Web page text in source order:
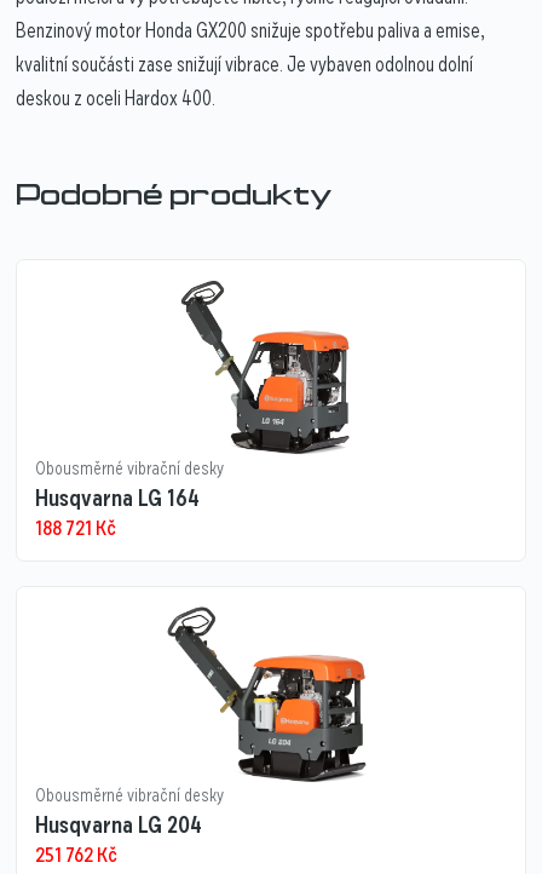
Benzinový motor Honda GX200 snižuje spotřebu paliva a emise,
kvalitní součásti zase snižují vibrace. Je vybaven odolnou dolní
deskou z oceli Hardox 400.
Podobné produkty
Obousměrné vibrační desky
Husqvarna LG 164
188 721 Kč
Obousměrné vibrační desky
Husqvarna LG 204
251 762Kč